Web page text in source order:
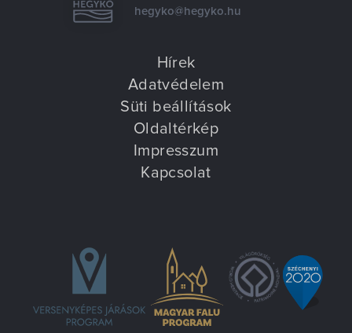
hegyko@hegyko.hu
Hírek
Adatvédelem
Süti beállítások
Oldaltérkép
Impresszum
Kapcsolat